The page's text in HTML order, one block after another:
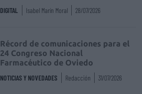
DIGITAL Isabel Marín Moral 28/07/2026
Récord de comunicaciones para el
24 Congreso Nacional
Farmacéutico de Oviedo
NOTICIAS Y NOVEDADES Redacción 31/07/2026